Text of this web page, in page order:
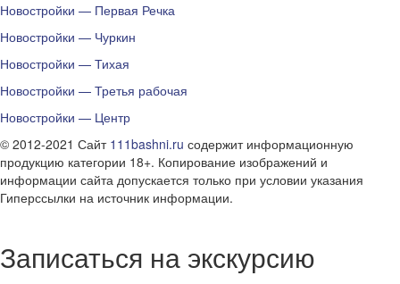
Новостройки — Первая Речка
Новостройки — Чуркин
Новостройки — Тихая
Новостройки — Третья рабочая
Новостройки — Центр
© 2012-2021 Сайт 111bashni.ru содержит информационную
продукцию категории 18+. Копирование изображений и
информации сайта допускается только при условии указания
Гиперссылки на источник информации.
Записаться на экскурсию